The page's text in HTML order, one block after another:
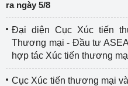
ra ngày 5/8
Đại diện Cục Xúc tiến
Thương mại - Đầu tư
hợp tác Xúc tiến thương
Cục Xúc tiến thương mại